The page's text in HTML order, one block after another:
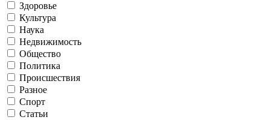
Здоровье
Культура
Наука
Недвижимость
Общество
Политика
Происшествия
Разное
Спорт
Статьи